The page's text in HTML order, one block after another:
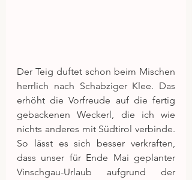
Der Teig duftet schon beim Mischen
herrlich nach Schabziger Klee. Das
erhöht die Vorfreude auf die fertig
gebackenen Weckerl, die ich wie
nichts anderes mit Südtirol verbinde.
So lässt es sich besser verkraften,
dass unser für Ende Mai geplanter
Vinschgau-Urlaub aufgrund der